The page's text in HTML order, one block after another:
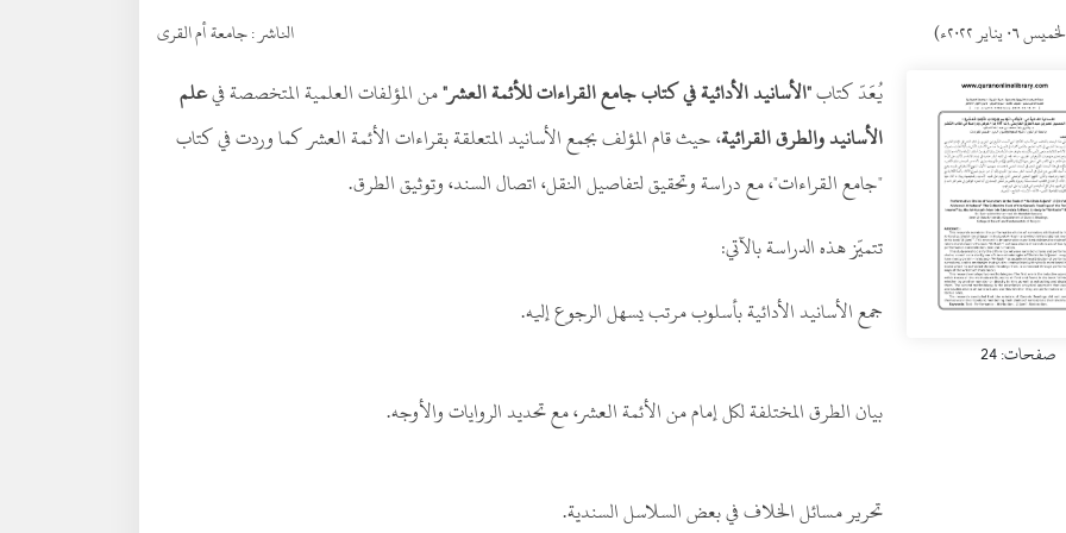
٠٦ يناير ٢٠٢٢ء) الناشر :جامعة أم القرى
صفحات: 24
يُعَدّ كتاب"الأسانيد الأدائية في كتاب جامع القراءات للأئمة العشر"من المؤلفات العلمية المتخصصة فيعلم
الأسانيد والطرق القرائية، حيث قام المؤلف بجمع الأسانيد المتعلقة بقراءات الأئمة العشر كما وردت في كتاب
"جامع القراءات"، مع دراسة وتحقيق لتفاصيل النقل، اتصال السند، وتوثيق الطرق.
تتميّز هذه الدراسة بالآتي:
جمع الأسانيد الأدائية بأسلوب مرتب يسهل الرجوع إليه.
بيان الطرق المختلفة لكل إمام من الأئمة العشر، مع تحديد الروايات والأوجه.
تحرير مسائل الخلاف في بعض السلاسل السندية.